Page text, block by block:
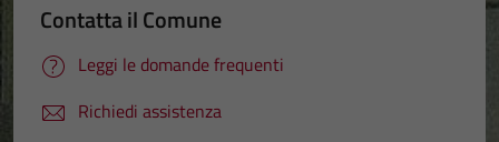
Contatta il Comune
Leggi le domande frequenti
Richiedi assistenza